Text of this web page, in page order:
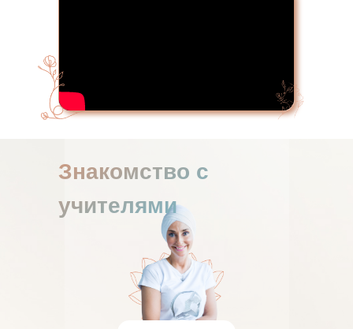
Знакомство с
учителями